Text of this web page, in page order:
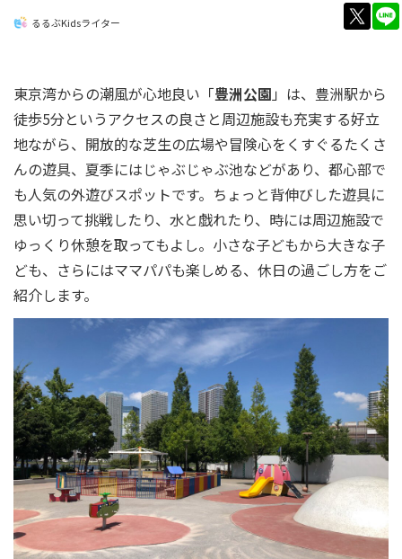
るるぶKidsライター
東京湾からの潮風が心地良い「豊洲公園 」は、豊洲駅から
徒歩5分というアクセスの良さと周辺施設も充実する好立
地ながら、開放的な芝生の広場や冒険心をくすぐるたくさ
んの遊具、夏季にはじゃぶじゃぶ池などがあり、都心部で
も人気の外遊びスポットです。ちょっと背伸びした遊具に
思い切って挑戦したり、水と戯れたり、時には周辺施設で
ゆっくり休憩を取ってもよし。小さな子どもから大きな子
ども、さらにはママパパも楽しめる、休日の過ごし方をご
紹介します。